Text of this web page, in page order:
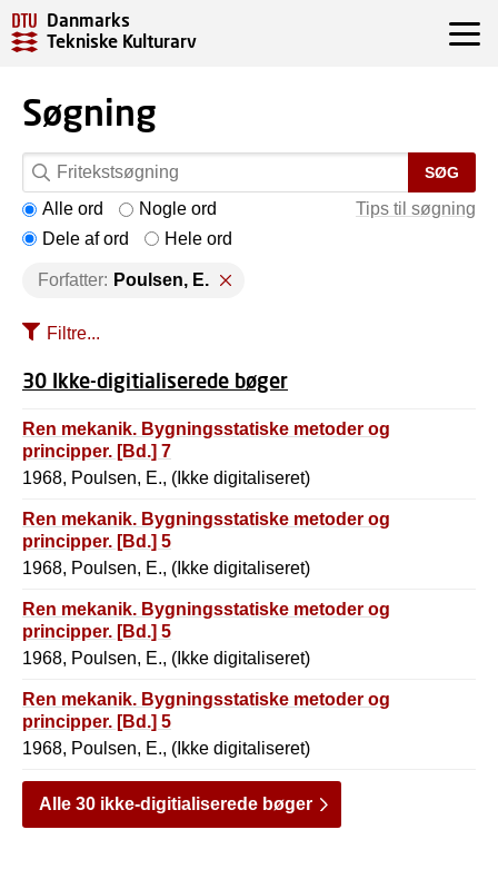
Danmarks
Tekniske Kulturarv
Søgning
SØG
Tips til søgning
Alle ord
Nogle ord
Dele af ord
Hele ord
Forfatter: Poulsen, E.
Filtre...
30 Ikke-digitialiserede bøger
Ren mekanik. Bygningsstatiske metoder og
principper. [Bd.] 7
1968, Poulsen, E., (Ikke digitaliseret)
Ren mekanik. Bygningsstatiske metoder og
principper. [Bd.] 5
1968, Poulsen, E., (Ikke digitaliseret)
Ren mekanik. Bygningsstatiske metoder og
principper. [Bd.] 5
1968, Poulsen, E., (Ikke digitaliseret)
Ren mekanik. Bygningsstatiske metoder og
principper. [Bd.] 5
1968, Poulsen, E., (Ikke digitaliseret)
Alle 30 ikke-digitialiserede bøger